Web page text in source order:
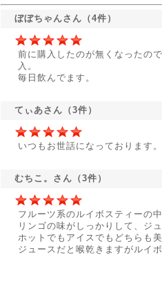
ぼぼちゃんさん（4件）
前に購入したのが無くなったの
入。
毎日飲んでます。
てぃあさん（3件）
いつもお世話になっております
むちこ。さん（3件）
フルーツ系のルイボスティーの
リンゴの味がしっかりして、ジ
ホットでもアイスでもどちらも美
ジュースだと喉乾きますがルイ